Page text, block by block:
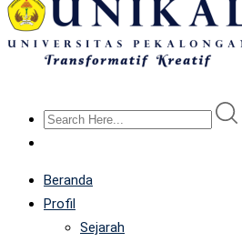
Beranda
Profil
Sejarah